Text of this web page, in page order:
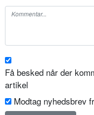
Få besked når der
artikel
Modtag nyhedsbrev